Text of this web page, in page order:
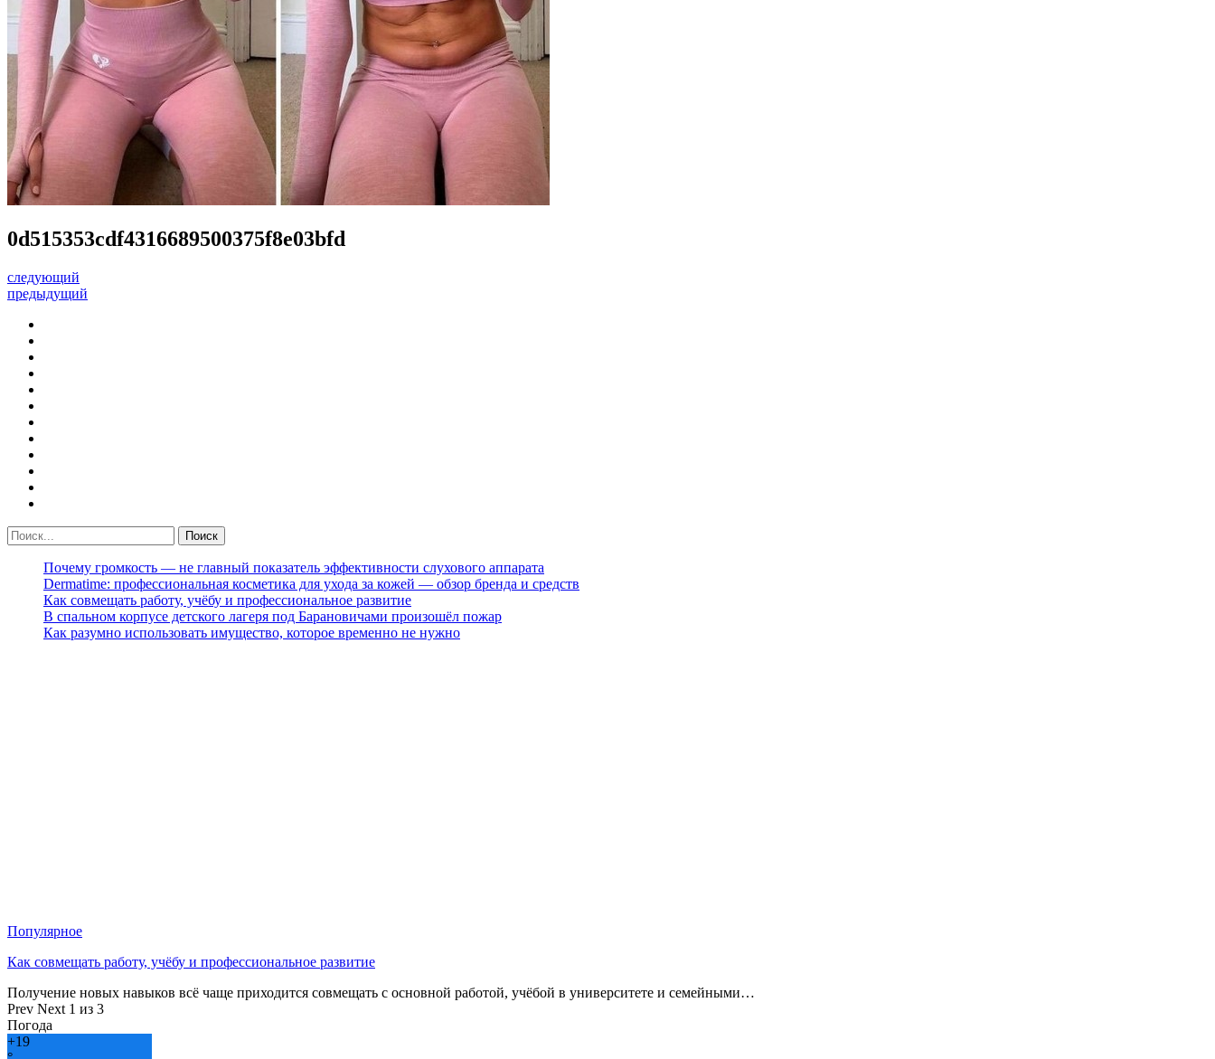
0d515353cdf4316689500375f8e03bfd
следующий
предыдущий
Почему громкость — не главный показатель эффективности слухового аппарата
Dermatime: профессиональная косметика для ухода за кожей — обзор бренда и средств
Как совмещать работу, учёбу и профессиональное развитие
В спальном корпусе детского лагеря под Барановичами произошёл пожар
Как разумно использовать имущество, которое временно не нужно
Популярное
Как совмещать работу, учёбу и профессиональное развитие
Получение новых навыков всё чаще приходится совмещать с основной работой, учёбой в университете и семейными…
Prev Next 1 из 3
Погода
+19